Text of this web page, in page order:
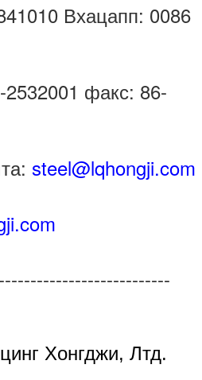
Вхацапп: 0086
факс: 86-
steel@lqhongji.com
Хонгджи, Лтд.